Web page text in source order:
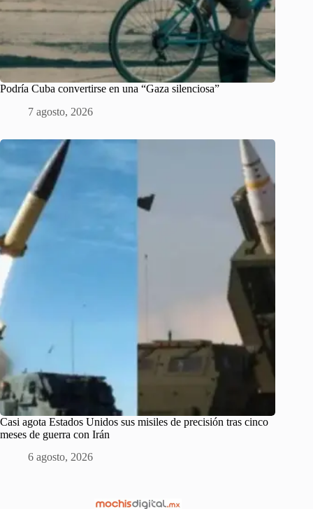
Podría Cuba convertirse en una “Gaza silenciosa”
7 agosto, 2026
Casi agota Estados Unidos sus misiles de precisión tras cinco
meses de guerra con Irán
6 agosto, 2026